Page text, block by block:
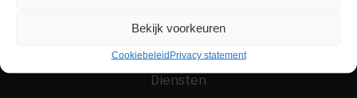
Bekijk voorkeuren
CookiebeleidPrivacy statement
Home
Diensten